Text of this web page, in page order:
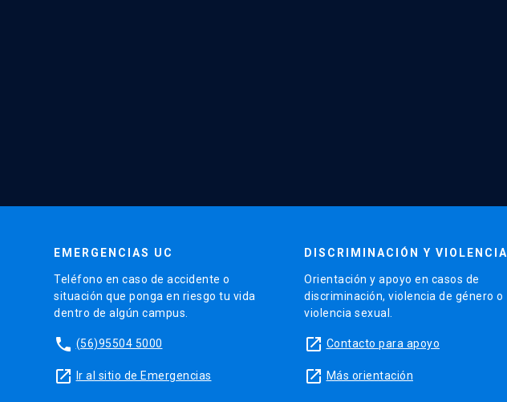
EMERGENCIAS UC
Teléfono en caso de accidente o
situación que ponga en riesgo tu vida
dentro de algún campus.
phone (56)95504 5000
launch Ir al sitio de Emergencias
DISCRIMINACIÓN Y VIOLENCIA
Orientación y apoyo en casos de
discriminación, violencia de género o
violencia sexual.
launch Contacto para apoyo
launch Más orientación